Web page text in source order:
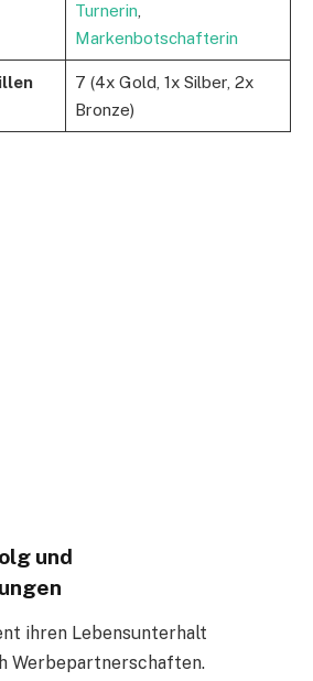
Turnerin
Markenbotschafterin
7 (4x Gold, 1x Silber, 2x
Bronze)
und
ihren Lebensunterhalt
Werbepartnerschaften.